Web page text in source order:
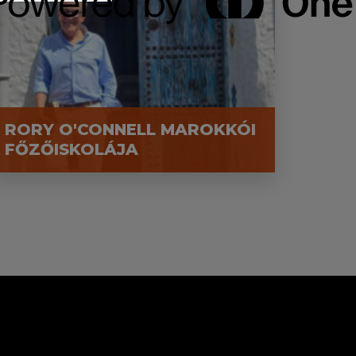
RORY O'CONNELL MAROKKÓI
FŐZŐISKOLÁJA